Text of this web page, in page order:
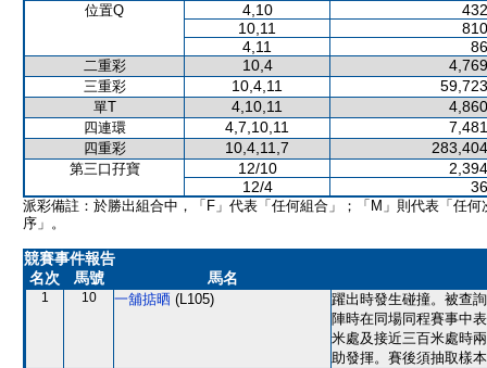
位置Q 4,10
10,11
4,11
二重彩 10,4
三重彩 10,4,11
單T 4,10,11
四連環 4,7,10,11
四重彩 10,4,11,7
第三口孖寶 12/10
12/4
派彩備註：於勝出組合中，「F」代表「任何組合」；「M」則代表「任何
序」。
競賽事件報告
名次
馬號 馬名
1 10 一舖掂晒 (L105)
躍出時發生碰撞。被查
陣時在同場同程賽事中
米處及接近三百米處時
助發揮。賽後須抽取樣